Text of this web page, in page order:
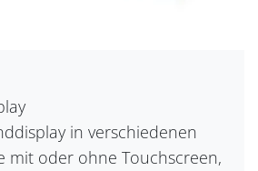
in verschiedenen
mit oder ohne Touchscreen,